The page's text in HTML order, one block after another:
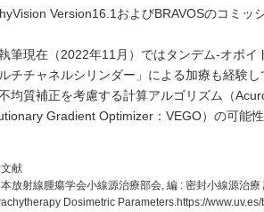
Version16.1およびBRAVOSのコミッ
筆現在（2022年11月）ではタンデム-オボ
ルチチャネルシリンダー」による加療も経験
均質補正を考慮する計算アルゴリズム（
Gradient Optimizer：VEGO）の可能
献
放射線腫瘍学会小線源治療部会, 編 : 密封小線源治
Dosimetric Parameters.https://